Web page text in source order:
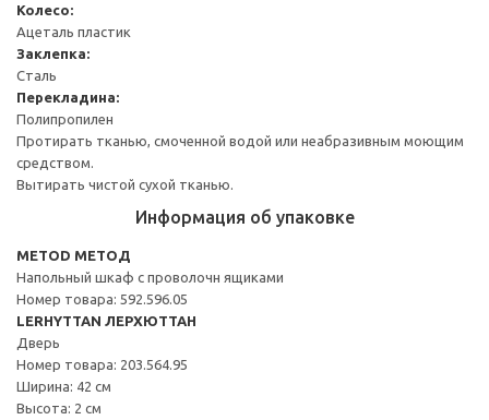
Колесо:
Ацеталь пластик
Заклепка:
Сталь
Перекладина:
Полипропилен
Протирать тканью, смоченной водой или неабразивным моющим
средством.
Вытирать чистой сухой тканью.
Информация об упаковке
METOD МЕТОД
Напольный шкаф с проволочн ящиками
Номер товара: 592.596.05
LERHYTTAN ЛЕРХЮТТАН
Дверь
Номер товара: 203.564.95
Ширина: 42 см
Высота: 2 см